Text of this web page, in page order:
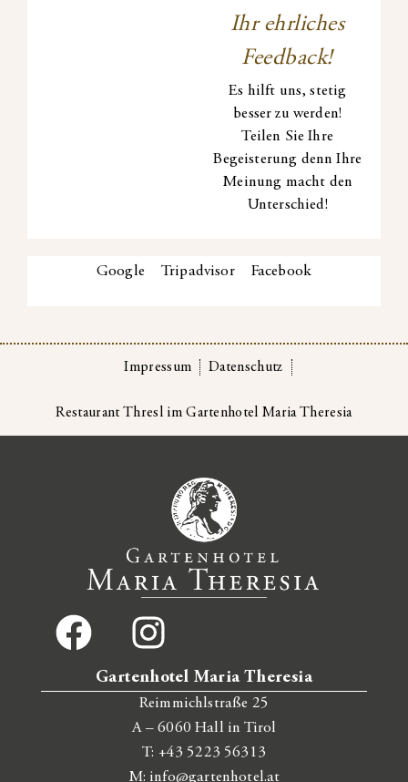
Ihr ehrliches
Feedback!
Es hilft uns, stetig
besser zu werden!
Teilen Sie Ihre
Begeisterung denn Ihre
Meinung macht den
Unterschied!
Google Tripadvisor Facebook
Impressum Datenschutz
Restaurant Thresl im Gartenhotel Maria Theresia
Gartenhotel Maria Theresia
Reimmichlstraße 25
A – 6060 Hall in Tirol
T: +43 5223 56313
M: info@gartenhotel.at